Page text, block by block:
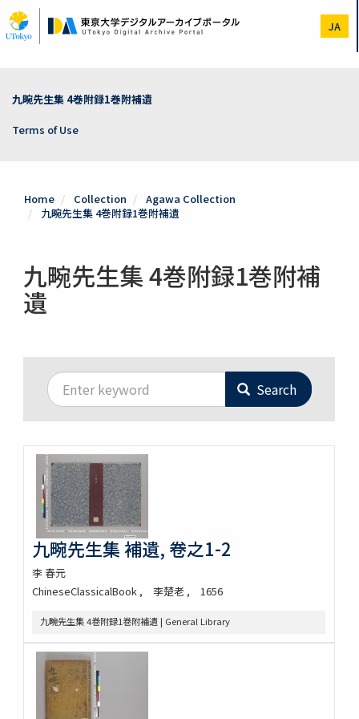
to
main
JA
九畹先生集 4巻附録1巻附補遺
Terms of Use
Home Collection
Agawa Collection
九畹先生集 4巻附録1巻附補遺
九畹先生集 4巻附録1巻附補
遺
Search
九畹先生集 補遺, 卷之1-2
李 春元
ChineseClassicalBook
李楚老 1656
九畹先生集 4巻附録1巻附補遺 | General Library